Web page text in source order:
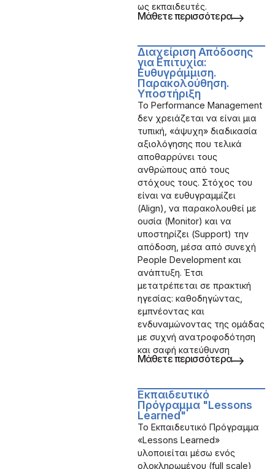
ως εκπαιδευτές.
Μάθετε περισσότερα
Διαχείριση Απόδοσης
για Επιτυχία:
Ευθυγράμμιση.
Παρακολούθηση.
Υποστήριξη
Το Performance Management
δεν χρειάζεται να είναι μια
τυπική, «άψυχη» διαδικασία
αξιολόγησης που τελικά
αποθαρρύνει τους
ανθρώπους από τους
στόχους τους. Στόχος του
είναι να ευθυγραμμίζει
(Align), να παρακολουθεί με
ουσία (Monitor) και να
υποστηρίζει (Support) την
απόδοση, μέσα από συνεχή
People Development και
ανάπτυξη. Έτσι
μετατρέπεται σε πρακτική
ηγεσίας: καθοδηγώντας,
εμπνέοντας και
ενδυναμώνοντας της ομάδας
με συχνή ανατροφοδότηση
και σαφή κατεύθυνση
Μάθετε περισσότερα
Εκπαιδευτικό
Πρόγραμμα "Lessons
Learned"
Το Εκπαιδευτικό Πρόγραμμα
«Lessons Learned»
υλοποιείται μέσω ενός
ολοκληρωμένου (full scale)